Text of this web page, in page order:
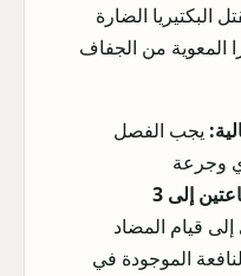
البكتيريا الضارة
المعوية من الجفاف
يجب الفصل
وجرعة
لا تقل عن ساعتين إلى 3
قيام المضاد
الموجودة في